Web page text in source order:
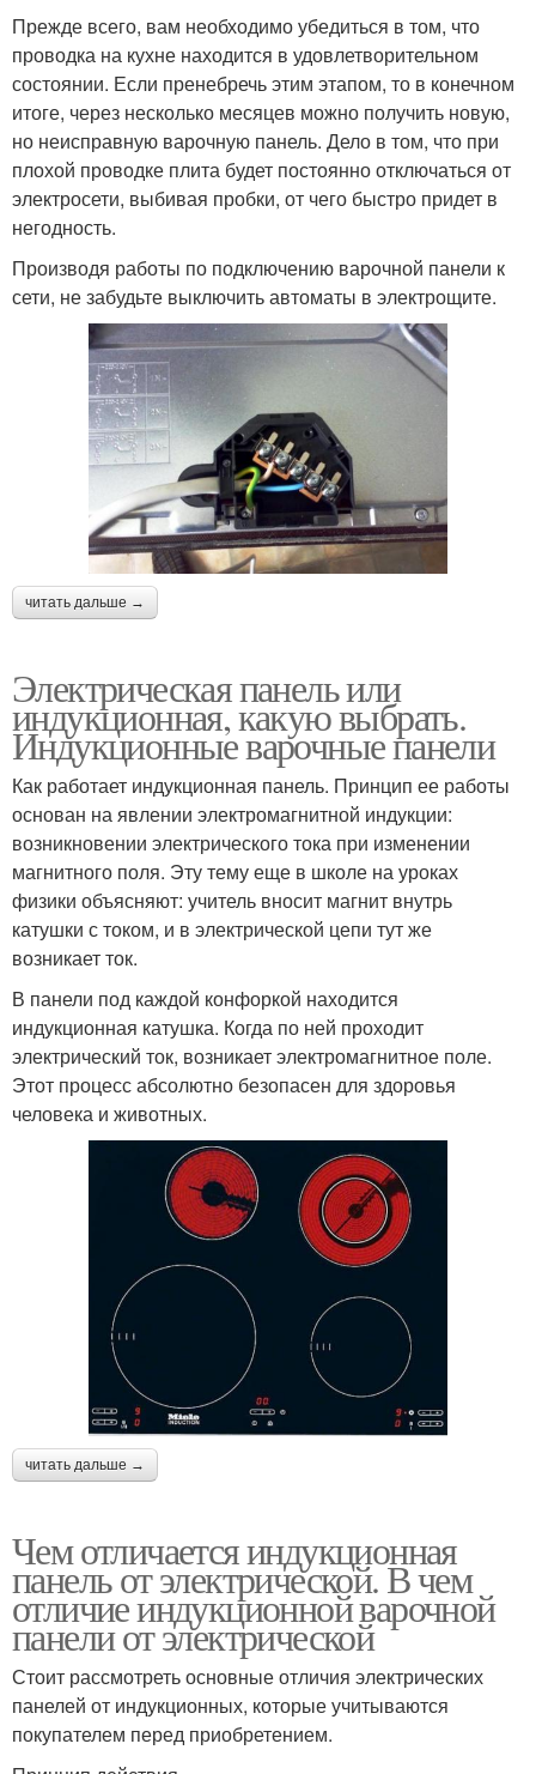
Прежде всего, вам необходимо убедиться в том, что
проводка на кухне находится в удовлетворительном
состоянии. Если пренебречь этим этапом, то в конечном
итоге, через несколько месяцев можно получить новую,
но неисправную варочную панель. Дело в том, что при
плохой проводке плита будет постоянно отключаться от
электросети, выбивая пробки, от чего быстро придет в
негодность.
Производя работы по подключению варочной панели к
сети, не забудьте выключить автоматы в электрощите.
читать дальше →
Электрическая панель или
индукционная, какую выбрать.
Индукционные варочные панели
Как работает индукционная панель. Принцип ее работы
основан на явлении электромагнитной индукции:
возникновении электрического тока при изменении
магнитного поля. Эту тему еще в школе на уроках
физики объясняют: учитель вносит магнит внутрь
катушки с током, и в электрической цепи тут же
возникает ток.
В панели под каждой конфоркой находится
индукционная катушка. Когда по ней проходит
электрический ток, возникает электромагнитное поле.
Этот процесс абсолютно безопасен для здоровья
человека и животных.
читать дальше →
Чем отличается индукционная
панель от электрической. В чем
отличие индукционной варочной
панели от электрической
Стоит рассмотреть основные отличия электрических
панелей от индукционных, которые учитываются
покупателем перед приобретением.